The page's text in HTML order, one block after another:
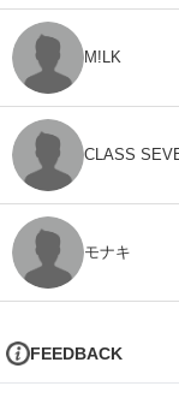
M!LK
CLASS
モナキ
FEEDBACK